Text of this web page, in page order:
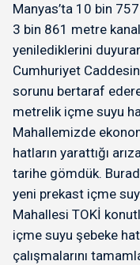
Manyas’ta 10 bin
3 bin 861 metre
yenilediklerini
Cumhuriyet
sorunu bertaraf
metrelik içme suyu
Mahallemizde
hatların yarattığı
tarihe gömdük.
yeni prekast içme
Mahallesi TOKİ
içme suyu şebeke
çalışmalarını